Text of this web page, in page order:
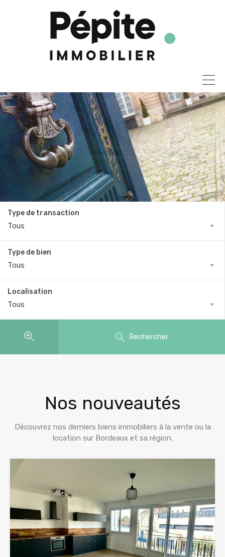
Type de transaction
Tous
Type de bien
Tous
Localisation
Tous
Rechercher
Nos nouveautés
Découvrez nos derniers biens immobiliers à la vente ou la
location sur Bordeaux et sa région.